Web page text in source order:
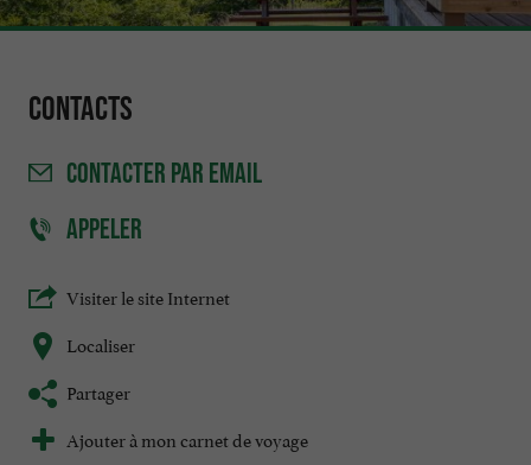
Contacts
CONTACTER PAR EMAIL
APPELER
Visiter le site Internet
Localiser
Partager
Ajouter à mon carnet de voyage